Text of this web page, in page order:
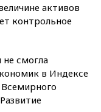
активов
контрольное
не смогла
в Индексе